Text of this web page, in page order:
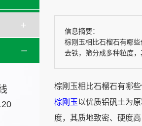
信息摘要：
棕刚玉相比石榴石有哪
去铁，筛分成多种粒度
棕刚玉相比石榴石有哪
棕刚玉以优质铝矾土为
度，其质地致密、硬度